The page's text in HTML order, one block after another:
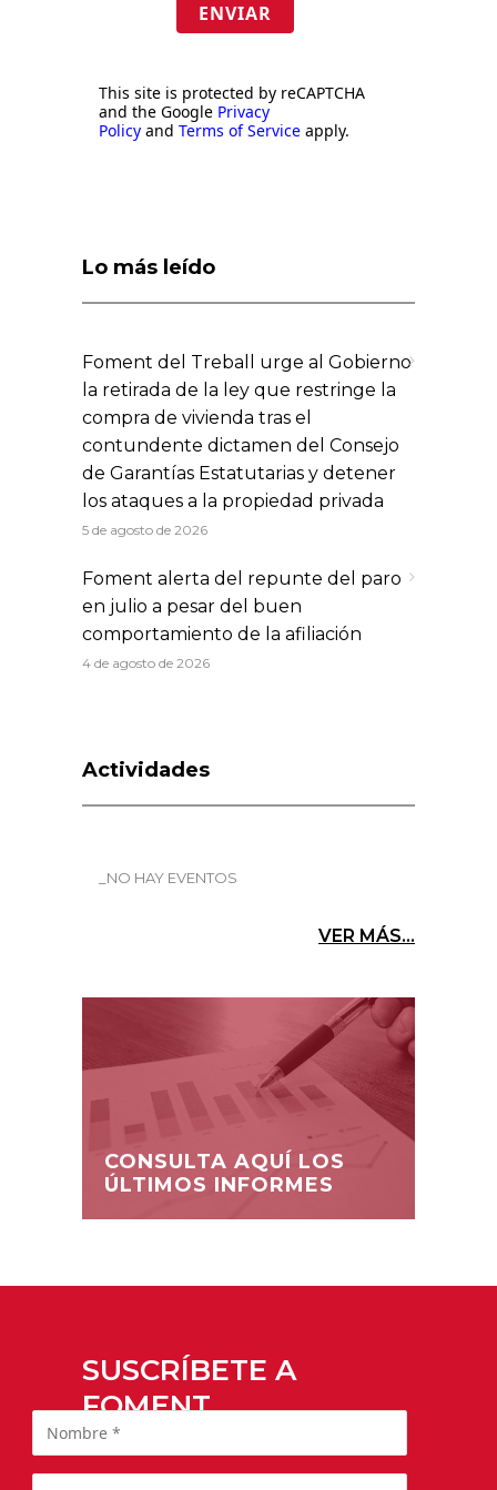
ENVIAR
This site is protected by reCAPTCHA
and the Google Privacy
Policy and Terms of Service apply.
Lo más leído
Foment del Treball urge al Gobierno
la retirada de la ley que restringe la
compra de vivienda tras el
contundente dictamen del Consejo
de Garantías Estatutarias y detener
los ataques a la propiedad privada
5 de agosto de 2026
Foment alerta del repunte del paro
en julio a pesar del buen
comportamiento de la afiliación
4 de agosto de 2026
Actividades
_NO HAY EVENTOS
VER MÁS...
CONSULTA AQUÍ LOS
ÚLTIMOS INFORMES
SUSCRÍBETE A
FOMENT